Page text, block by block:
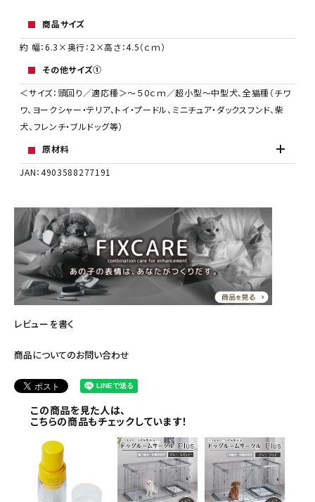
商品サイズ
約 幅：6.3×奥行：2×高さ：4.5（ｃｍ）
その他サイズ①
＜サイズ：頭回り／適応種＞～５０ｃｍ／超小型～中型犬、全猫種（チワ
ワ、ヨークシャー・テリア、トイ・プードル、ミニチュア・ダックスフンド、柴
犬、フレンチ・ブルドッグ等）
原材料
JAN：4903588277191
レビューを書く
商品についてのお問い合わせ
この商品を見た人は、
こちらの商品もチェックしています！